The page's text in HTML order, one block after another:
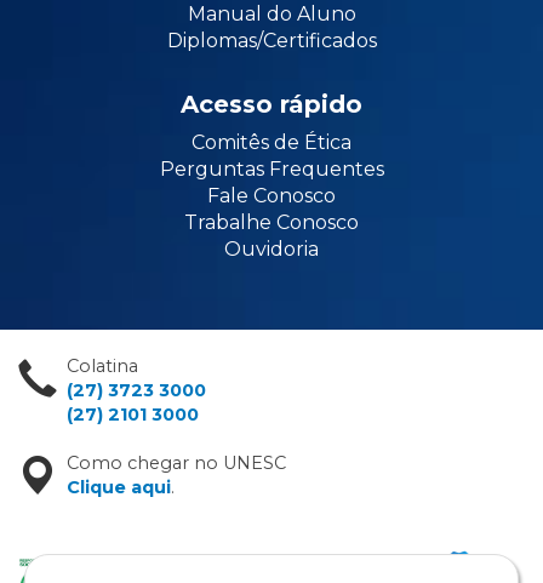
Manual do Aluno
Diplomas/Certificados
Acesso rápido
Comitês de Ética
Perguntas Frequentes
Fale Conosco
Trabalhe Conosco
Ouvidoria
Colatina
(27) 3723 3000
(27) 2101 3000
Como chegar no UNESC
Clique aqui.